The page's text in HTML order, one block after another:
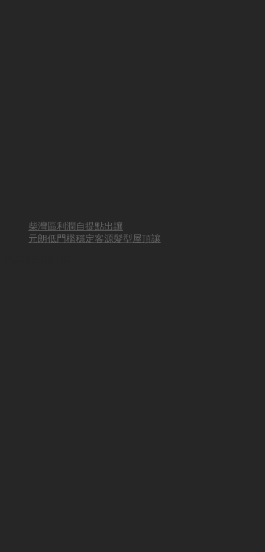
柴灣區利潤自提點出讓
元朗低門檻穩定客源髮型屋頂讓